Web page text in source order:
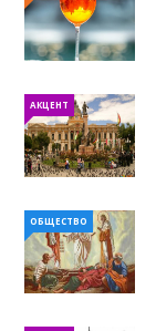
АКЦЕНТ
ОБЩЕСТВО